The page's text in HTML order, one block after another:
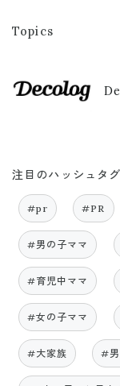
Topics
注目のハッシュタグ
#pr #PR
#男の子ママ
#育児中ママ
#女の子ママ
#大家族 #男